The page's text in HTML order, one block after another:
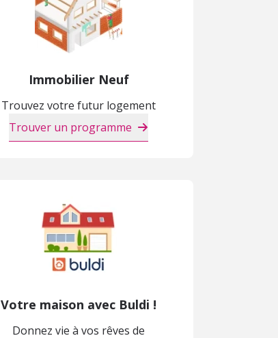
Immobilier Neuf
Trouvez votre futur logement
Trouver un programme
Votre maison avec Buldi !
Donnez vie à vos rêves de